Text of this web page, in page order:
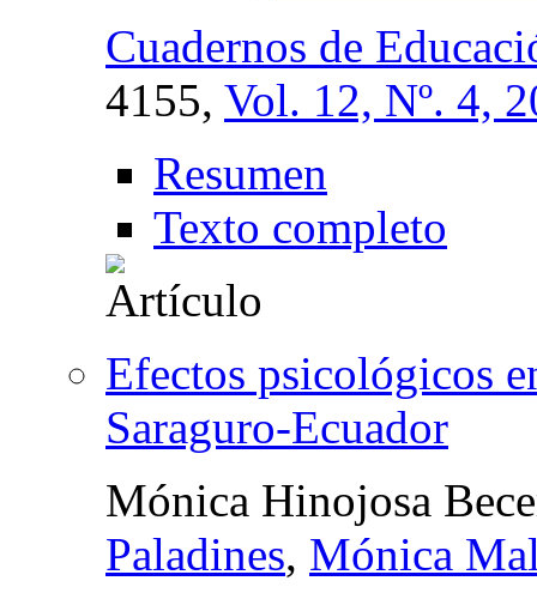
Cuadernos de
4155, Vol. 12, Nº. 4,
Resumen
Texto completo
Efectos psicológicos
Saraguro-Ecuador
Mónica Hinojosa
Paladines, Mónica